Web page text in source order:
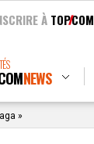
À TOPCOM
NEWS
»